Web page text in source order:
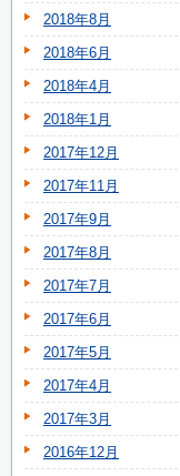
2018年8月
2018年6月
2018年4月
2018年1月
2017年12月
2017年11月
2017年9月
2017年8月
2017年7月
2017年6月
2017年5月
2017年4月
2017年3月
2016年12月